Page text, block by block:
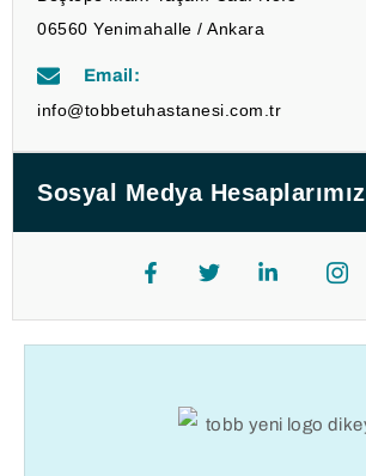
06560 Yenimahalle / Ankara
Email:
info@tobbetuhastanesi.com.tr
Sosyal Medya Hesaplarımız